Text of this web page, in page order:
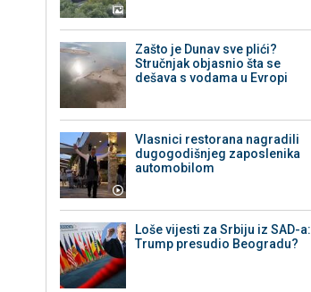
Zašto je Dunav sve plići?
Stručnjak objasnio šta se
dešava s vodama u Evropi
Vlasnici restorana nagradili
dugogodišnjeg zaposlenika
automobilom
Loše vijesti za Srbiju iz SAD-a:
Trump presudio Beogradu?